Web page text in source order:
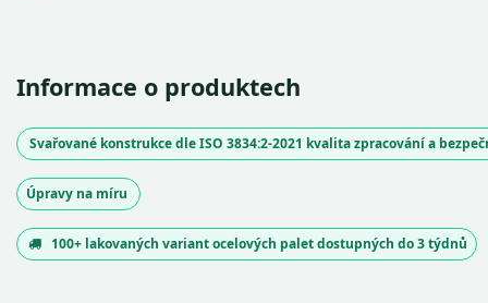
Informace o produktech
Svařované konstrukce dle ISO 3834:2-2021 kvalita zpracování a
Úpravy na míru
100+ lakovaných variant ocelových palet dostupných do 3 týdnů